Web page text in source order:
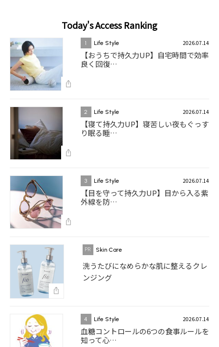
Today's Access Ranking
1 Life Style 2026.07.14
【おうちで持久力UP】自宅時間で効率
良く回復…
2 Life Style 2026.07.14
【寝て持久力UP】寝苦しい夜もぐっす
り眠る睡…
3 Life Style 2026.07.14
【目を守って持久力UP】目から入る紫
外線を防…
Skin Care
洗うたびになめらかな肌に整えるクレ
ンジング
4 Life Style 2026.07.14
血糖コントロールの6つの食事ルールを
知って心…